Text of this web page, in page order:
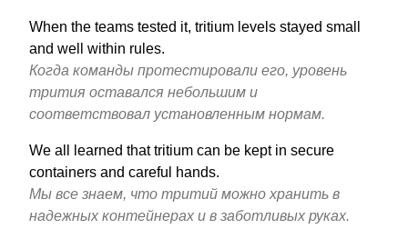
When the teams tested it, tritium levels stayed small
and well within rules.
Когда команды протестировали его, уровень
трития оставался небольшим и
соответствовал установленным нормам.
We all learned that tritium can be kept in secure
containers and careful hands.
Мы все знаем, что тритий можно хранить в
надежных контейнерах и в заботливых руках.